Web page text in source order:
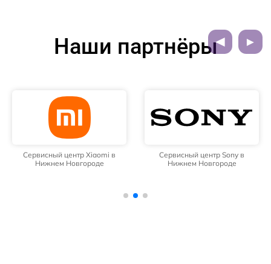
Наши партнёры
Сервисный центр Xiaomi в
Нижнем Новгороде
Сервисный центр Sony в
Нижнем Новгороде